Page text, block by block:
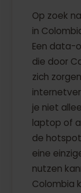
Op zoek
in
Een data-
die door
zich
je niet
laptop of
de
eine
nutzen
Colombia